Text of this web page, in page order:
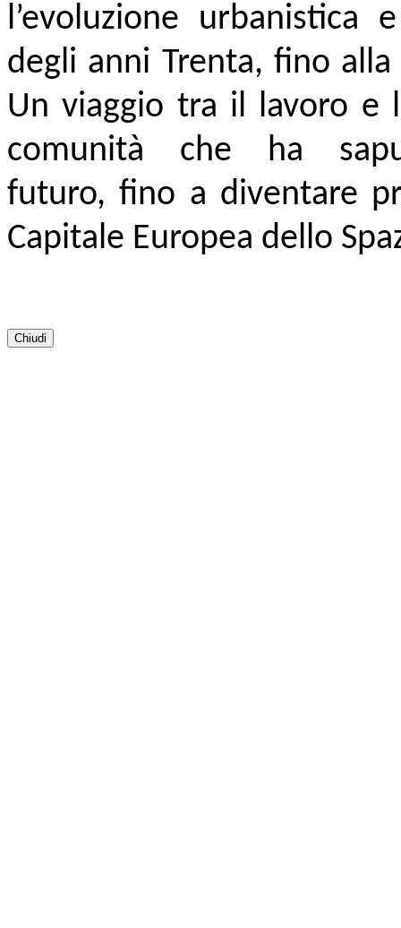
l’evoluzione urbanistica
degli anni Trenta, fino
Un viaggio tra il lavoro e
comunità che ha
futuro,fino a diventare
Capitale Europea dello
Chiudi